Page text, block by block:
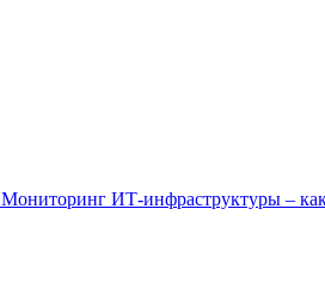
Мониторинг ИТ-инфраструктуры –